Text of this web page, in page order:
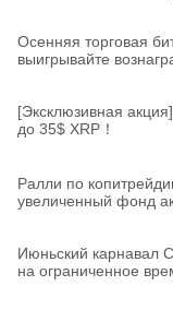
Осенняя торговая
выигрывайте
[Эксклюзивная
до 35$ XRP！
Ралли по
увеличенный фонд
Июньский карнавал
на ограниченное